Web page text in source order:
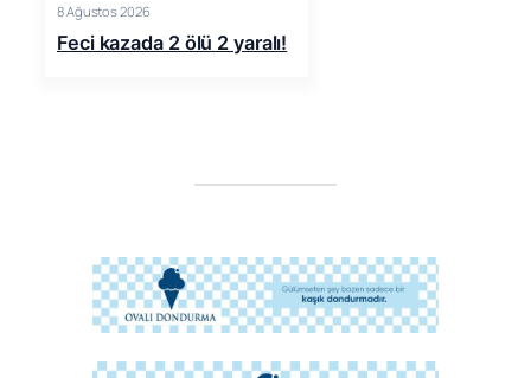
8 Ağustos 2026
Feci kazada 2 ölü 2 yaralı!